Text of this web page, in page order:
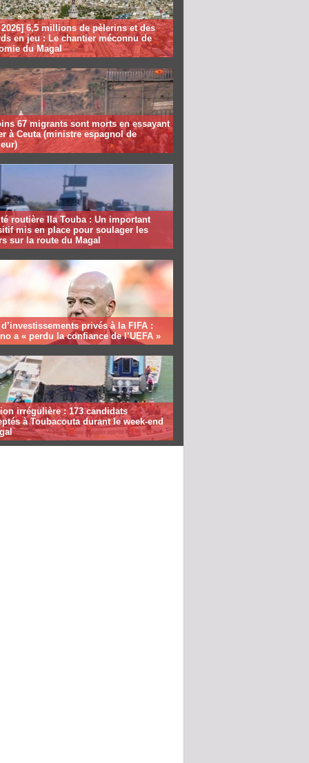
6,5 millions de pèlerins et des
en jeu : Le chantier méconnu de
du Magal
67 migrants sont morts en essayant
à Ceuta (ministre espagnol de
routière Ila Touba : Un important
mis en place pour soulager les
sur la route du Magal
privés à la FIFA :
a « perdu la confiance de l’UEFA »
irrégulière : 173 candidats
à Toubacouta durant le week-end